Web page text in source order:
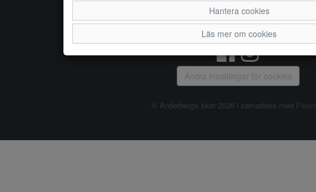
Hantera cookies
Läs mer om cookies
Öppettider
Ändra inställingar för cookies
© Anderbergs skor 2026 i samarbete med